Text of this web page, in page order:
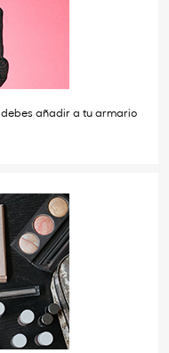
añadir a tu armario